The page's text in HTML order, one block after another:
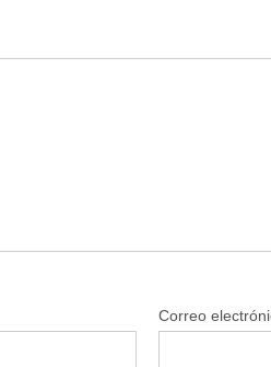
Correo